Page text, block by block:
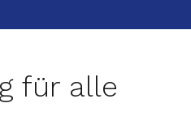
für alle